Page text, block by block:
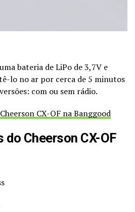
bateria de LiPo de 3,7V e
lo no ar por cerca de 5 minutos
com ou sem rádio.
CX-OF na Banggood
Cheerson CX-OF